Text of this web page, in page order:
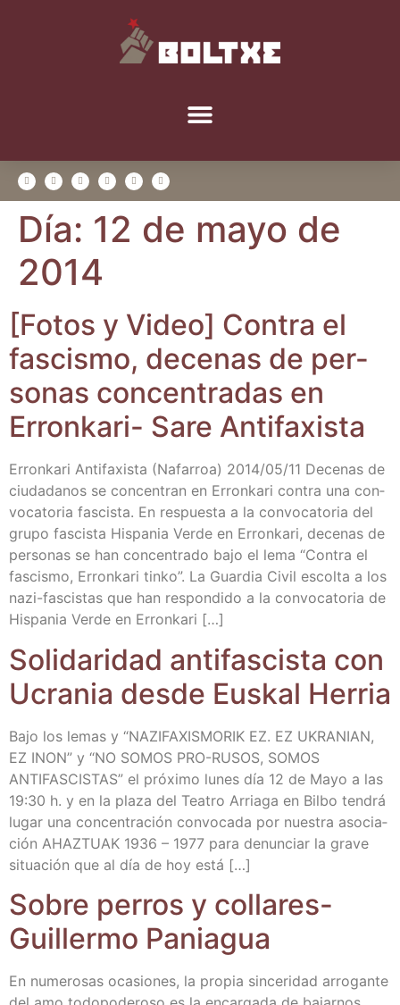
Día: 12 de mayo de
2014
[Fotos y Video] Con­tra el
fas­cis­mo, dece­nas de per­
so­nas con­cen­tra­das en
Erron­ka­ri- Sare Antifaxista
Erron­ka­ri Anti­fa­xis­ta (Nafa­rroa) 2014/​05/​11 Dece­nas de
ciu­da­da­nos se con­cen­tran en Erron­ka­ri con­tra una con­
vo­ca­to­ria fas­cis­ta. En res­pues­ta a la con­vo­ca­to­ria del
gru­po fas­cis­ta His­pa­nia Ver­de en Erron­ka­ri, dece­nas de
per­so­nas se han con­cen­tra­do bajo el lema “Con­tra el
fas­cis­mo, Erron­ka­ri tin­ko”. La Guar­dia Civil escol­ta a los
nazi-fas­­ci­s­­tas que han res­pon­di­do a la con­vo­ca­to­ria de
His­pa­nia Ver­de en Erronkari […]
Soli­da­ri­dad anti­fas­cis­ta con
Ucra­nia des­de Eus­kal Herria
Bajo los lemas y “NAZIFAXISMORIK EZ. EZ UKRANIAN,
EZ INON” y “NO SOMOS PRO-RUSOS, SOMOS
ANTIFASCISTAS” el pró­xi­mo lunes día 12 de Mayo a las
19:30 h. y en la pla­za del Tea­tro Arria­ga en Bil­bo ten­drá
lugar una con­cen­tra­ción con­vo­ca­da por nues­tra aso­cia­
ción AHAZTUAK 1936 – 1977 para denun­ciar la gra­ve
situa­ción que al día de hoy está […]
Sobre perros y colla­res-
Gui­ller­mo Paniagua
En nume­ro­sas oca­sio­nes, la pro­pia sin­ce­ri­dad arro­gan­te